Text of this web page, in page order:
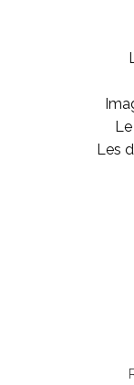
Les